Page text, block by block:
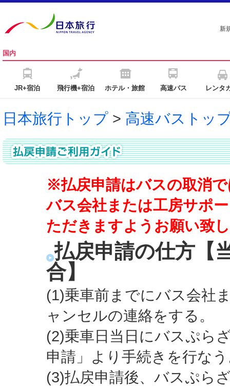
新
国内
JR+宿泊 飛行機+宿泊 ホテル・旅館 高速バス レンタ
日本旅行トップ > 高速バストッ
※払戻申請はバスの取消
バス会社または工房サポ
ただきますようお願い致
払戻申請の仕方【
合】
(1)乗車前までにバス会社
ャンセルの連絡をする。
(2)乗車日当日にバスぷら
申請」より手続きを行な
(3)払戻申請後、バスぷら